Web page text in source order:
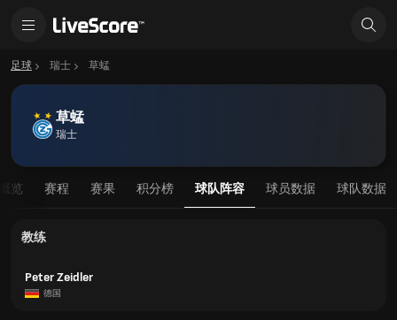
足球 瑞士 草蜢
草蜢
瑞士
览 赛程 赛果 积分榜 球队阵容 球员数据 球队数据
教练
Peter Zeidler
德国